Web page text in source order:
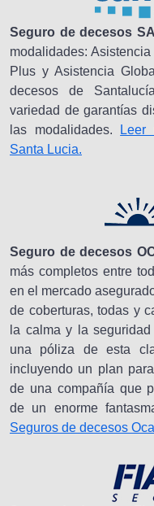
Seguro de decesos
modalidades:
Plus y Asistencia
decesos de
variedad de garantías
las modalidades.
Leer
Santa Lucia.
Seguro de decesos
más completos entre
en el mercado
de coberturas, todas y
la calma y la
una póliza de esta
incluyendo un plan
de una compañía que
de un enorme
Seguros de decesos